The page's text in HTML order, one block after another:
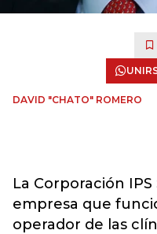
DAVID "CHATO" ROMERO
La Corporación
empresa que
operador de las